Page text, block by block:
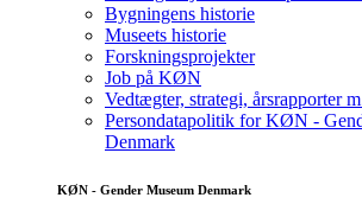
Bygningens historie
Museets historie
Forskningsprojekter
Job på KØN
Vedtægter, strategi, årsrapporter
Persondatapolitik for KØN -
Denmark
KØN - Gender Museum Denmark